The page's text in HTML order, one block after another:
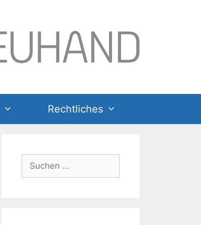
Rechtliches
nach: